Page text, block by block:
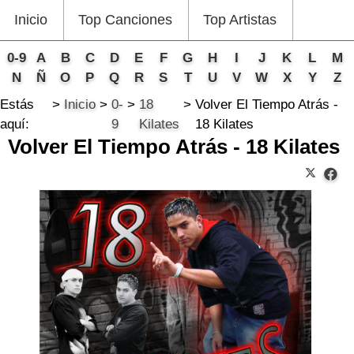
Inicio Top Canciones Top Artistas
0-9 A B C D E F G H I J K L
M
N
Ñ O P Q R S T U V W X Y
Z
Estás
aquí:
Inicio
0-
9
18
Kilates
Volver El Tiempo Atrás -
18 Kilates
Volver El Tiempo Atrás - 18 Kilates